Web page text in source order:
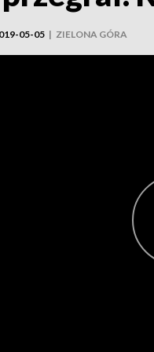
05-05 | ZIELONA GÓRA